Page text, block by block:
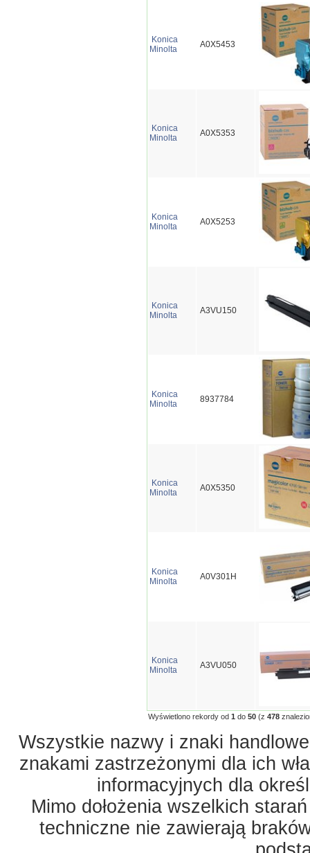
Konica
Minolta
A0X5453
Konica
Minolta
A0X5353
Konica
Minolta
A0X5253
Konica
Minolta
A3VU150
Konica
Minolta
8937784
Konica
Minolta
A0X5350
Konica
Minolta
A0V301H
Konica
Minolta
A3VU050
Wyświetlono rekordy od 1 do 50 (z 478
Wszystkie nazwy i znaki
znakami zastrzeżonymi dla ich
informacyjnych dla
Mimo dołożenia wszelkich
techniczne nie zawierają